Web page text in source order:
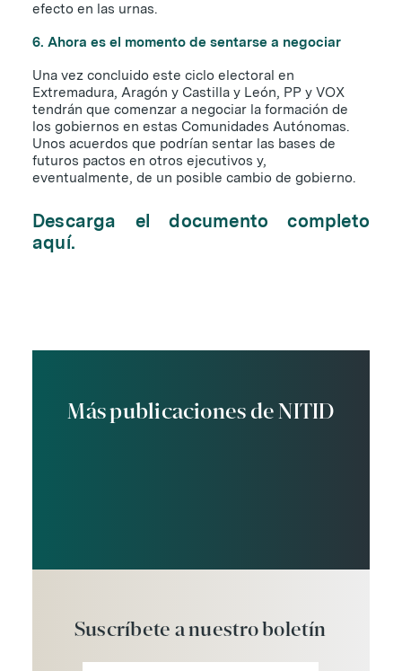
efecto en las urnas.
6. Ahora es el momento de sentarse a negociar
Una vez concluido este ciclo electoral en
Extremadura, Aragón y Castilla y León, PP y VOX
tendrán que comenzar a negociar la formación de
los gobiernos en estas Comunidades Autónomas.
Unos acuerdos que podrían sentar las bases de
futuros pactos en otros ejecutivos y,
eventualmente, de un posible cambio de gobierno.
Descarga el documento completo
aquí.
Más publicaciones de NITID
Suscríbete a nuestroboletín